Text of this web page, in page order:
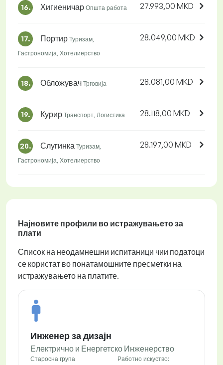
16. Хигиеничар Општа работа 27.993,00 MKD
17. Портир Туризам,
Гастрономија, Хотелиерство
28.049,00 MKD
18. Обложувач Трговија 28.081,00 MKD
19. Курир Транспорт, Логистика 28.118,00 MKD
20. Слугинка Туризам,
Гастрономија, Хотелиерство
28.197,00 MKD
Најновите профили во истражувањето за
плати
Список на неодамнешни испитаници чии податоци
се користат во понатамошните пресметки на
истражувањето на платите.
Инженер за дизајн
Електрично и Енергетско Инженерство
Старосна група Работно искуство: